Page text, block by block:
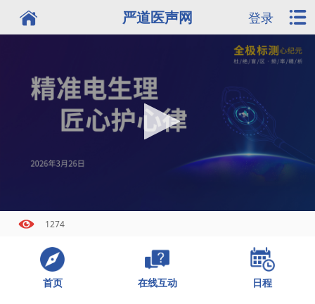
严道医声网 登录
1274
首页 在线互动 日程